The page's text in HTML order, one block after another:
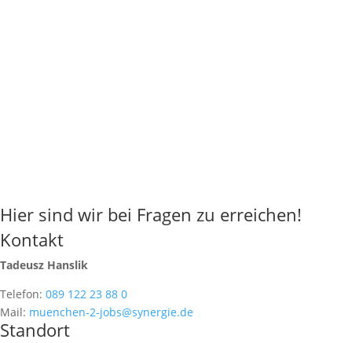
Hier sind wir bei Fragen zu erreichen!
Kontakt
Tadeusz Hanslik
Telefon: 089 122 23 88 0
Mail: muenchen-2-jobs@synergie.de
Standort